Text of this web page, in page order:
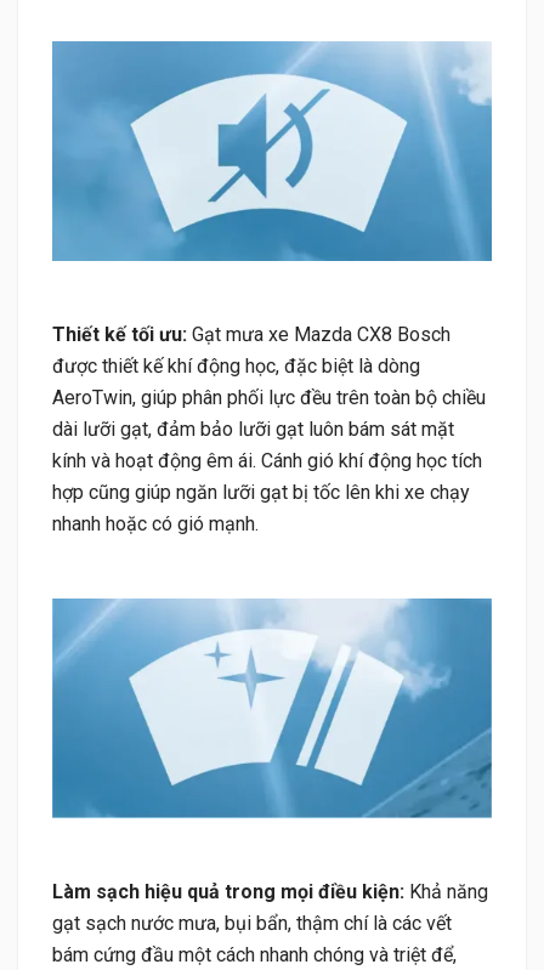
Thiết kế tối ưu: Gạt mưa xe Mazda CX8 Bosch
được thiết kế khí động học, đặc biệt là dòng
AeroTwin, giúp phân phối lực đều trên toàn bộ chiều
dài lưỡi gạt, đảm bảo lưỡi gạt luôn bám sát mặt
kính và hoạt động êm ái. Cánh gió khí động học tích
hợp cũng giúp ngăn lưỡi gạt bị tốc lên khi xe chạy
nhanh hoặc có gió mạnh.
Làm sạch hiệu quả trong mọi điều kiện: Khả năng
gạt sạch nước mưa, bụi bẩn, thậm chí là các vết
bám cứng đầu một cách nhanh chóng và triệt để,